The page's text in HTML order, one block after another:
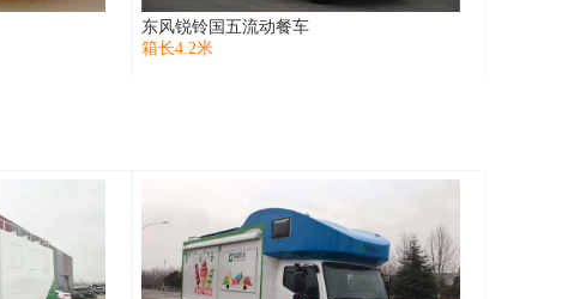
东风锐铃国五流动餐车
箱长4.2米